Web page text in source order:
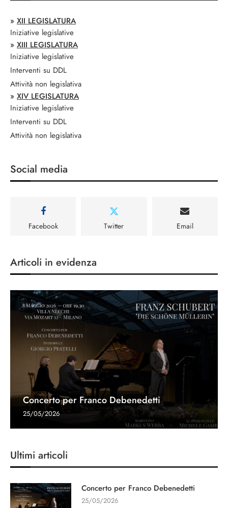
» XII LEGISLATURA
Iniziative legislative
» XIII LEGISLATURA
Iniziative legislative
Interventi su DDL
Attività non legislativa
» XIV LEGISLATURA
Iniziative legislative
Interventi su DDL
Attività non legislativa
Social media
Facebook Twitter Email
Articoli in evidenza
Concerto per Franco Debenedetti
25/05/2026
Ultimi articoli
Concerto per Franco Debenedetti
25/05/2026